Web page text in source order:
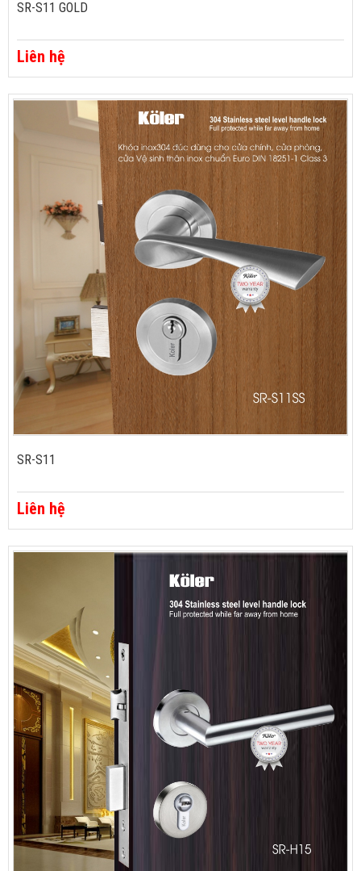
SR-S11 GOLD
Liên hệ
SR-S11
Liên hệ